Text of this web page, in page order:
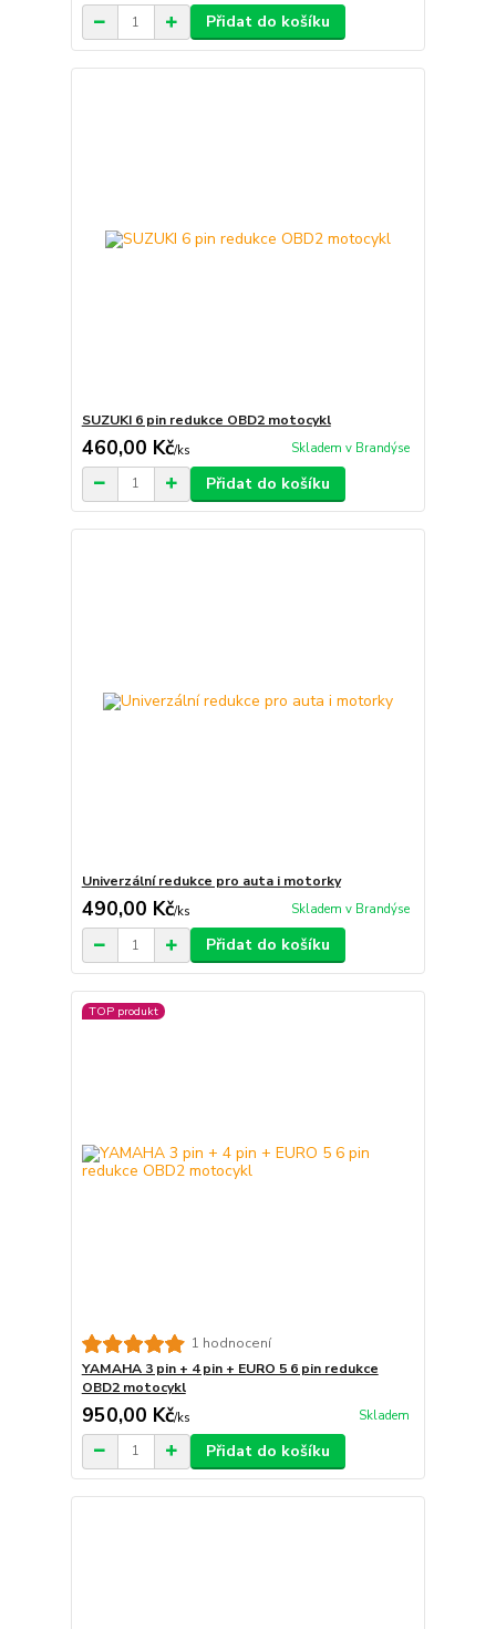
Přidat do košíku
SUZUKI 6 pin redukce OBD2 motocykl
460,00 Kč/ks Skladem v Brandýse
Přidat do košíku
Univerzální redukce pro auta i motorky
490,00 Kč/ks Skladem v Brandýse
Přidat do košíku
TOP produkt
1 hodnocení
YAMAHA 3 pin + 4 pin + EURO 5 6 pin redukce
OBD2 motocykl
950,00 Kč/ks Skladem
Přidat do košíku